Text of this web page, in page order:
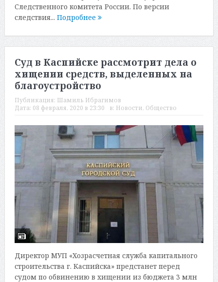
Следственного комитета России. По версии
следствия... Подробнее
Суд в Каспийске рассмотрит дела о
хищении средств, выделенных на
благоустройство
Публикация: Шамиль Ибрагимов
Дата: 08 февраля, 2020 в 23:30 в: Новости, Общество
Директор МУП «Хозрасчетная служба капитального
строительства г. Каспийска» предстанет перед
судом по обвинению в хищении из бюджета 3 млн